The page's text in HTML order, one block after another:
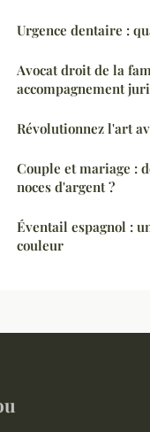
Urgence dentaire :
Avocat droit de la
accompagnement
Révolutionnez l'art
Couple et mariage :
noces d'argent ?
Éventail espagnol :
couleur